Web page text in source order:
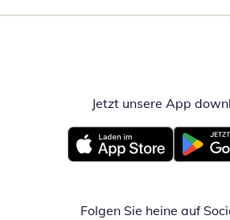
Jetzt unsere App
Öffnet in neuem Fenster
Öffnet in
Folgen Sie heine auf